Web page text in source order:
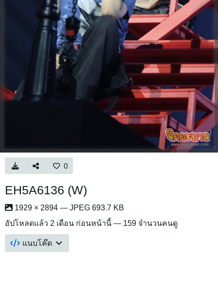
0
EH5A6136 (W)
1929 × 2894 — JPEG 693.7 KB
อัปโหลดแล้ว 2 เดือน ก่อนหน้านี้ — 159 จำนวนคนดู
แนบโค๊ด